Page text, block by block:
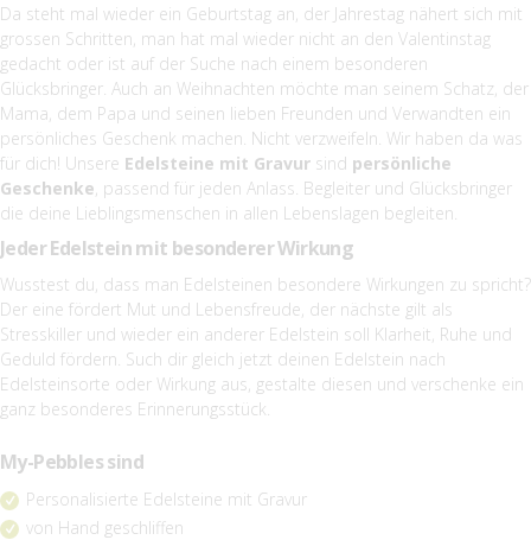
Da steht mal wieder ein Geburtstag an, der Jahrestag nähert sich mit
grossen Schritten, man hat mal wieder nicht an den Valentinstag
gedacht oder ist auf der Suche nach einem besonderen
Glücksbringer. Auch an Weihnachten möchte man seinem Schatz, der
Mama, dem Papa und seinen lieben Freunden und Verwandten ein
persönliches Geschenk machen. Nicht verzweifeln. Wir haben da was
für dich! Unsere Edelsteine mit Gravur sind persönliche
Geschenke, passend für jeden Anlass. Begleiter und Glücksbringer
die deine Lieblingsmenschen in allen Lebenslagen begleiten.
Jeder Edelstein mit besonderer Wirkung
Wusstest du, dass man Edelsteinen besondere Wirkungen zu spricht?
Der eine fördert Mut und Lebensfreude, der nächste gilt als
Stresskiller und wieder ein anderer Edelstein soll Klarheit, Ruhe und
Geduld fördern. Such dir gleich jetzt deinen Edelstein nach
Edelsteinsorte oder Wirkung aus, gestalte diesen und verschenke ein
ganz besonderes Erinnerungsstück.
My-Pebbles sind
Personalisierte Edelsteine mit Gravur
von Hand geschliffen